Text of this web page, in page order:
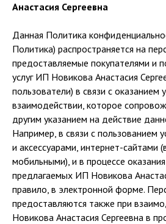
Анастасия Сергеевна
Данная Политика
Политика) распространяется на
предоставляемые покупателями и
услуг ИП Новикова Анастасия
пользователи) в связи с оказанием
взаимодействии, которое
другим указанием на действие
Например, в связи с пользованием
и аксессуарами, интернет-сайтами
мобильными), и в процессе
предлагаемых ИП Новикова
правило, в электронной форме.
предоставляются также при
Новикова Анастасия Сергеевна в